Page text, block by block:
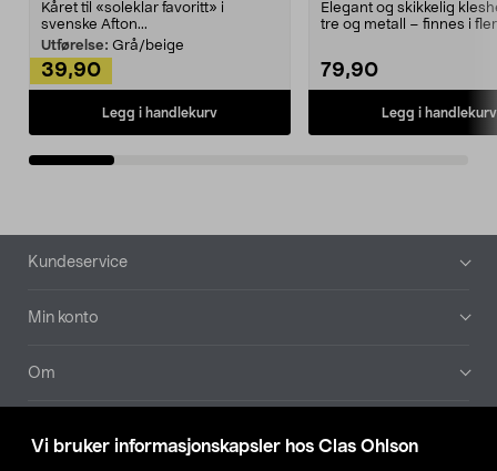
Vi bruker informasjonskapsler hos Clas Ohlson
Kåret til «soleklar favoritt» i
svenske Afton...
Utførelse: Grå/beige
39,90
Legg i handlekurv
Elegant og skikkelig
tre og metall – finnes i
79,90
Legg i handlekurv
Bunntekst
Kundeservice
Min konto
Om